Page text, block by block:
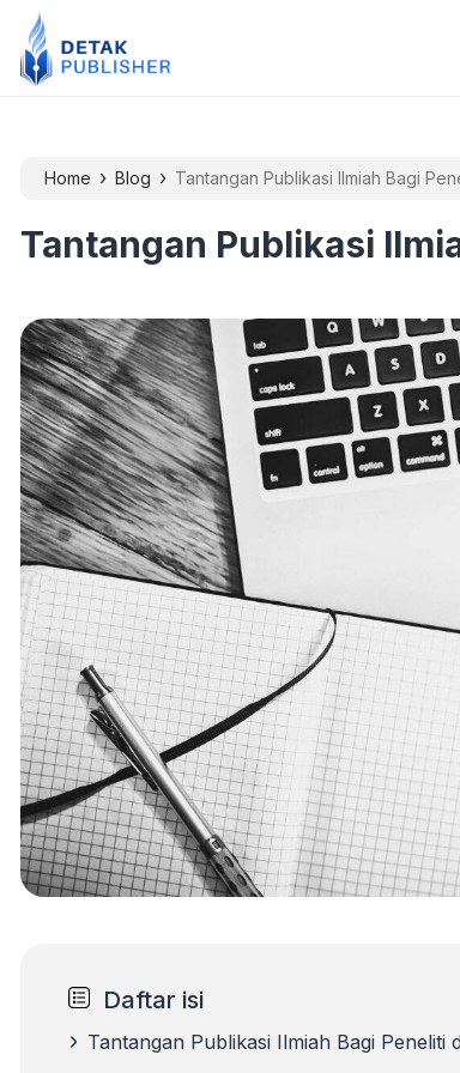
Home › Blog › Tantangan Publikasi Ilmiah Bagi
Tantangan Publikasi
Daftar isi
Tantangan Publikasi Ilmiah Bagi Peneliti